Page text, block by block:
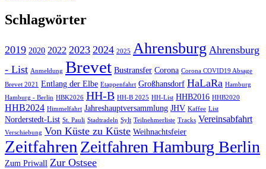
Schlagwörter
2019 2020 2022 2023 2024 2025 Ahrensburg Ahrensburg
- List Anmeldung Brevet Bustransfer Corona Corona COVID19 Absage
Brevet 2021 Entlang der Elbe Etappenfahrt Großhansdorf HaLaRa Hamburg
Hamburg - Berlin HBK2026 HH-B HH-B 2025 HH-List HHB2016 HHB2020
HHB2024 Himmelfahrt Jahreshauptversammlung JHV Kaffee List
Norderstedt-List St. Pauli Stadtradeln Sylt Teilnehmerliste Tracks Vereinsabfahrt
Verschiebung Von Küste zu Küste Weihnachtsfeier
Zeitfahren Zeitfahren Hamburg Berlin
Zum Priwall Zur Ostsee